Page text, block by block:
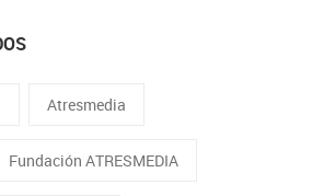
Atresmedia
Fundación ATRESMEDIA